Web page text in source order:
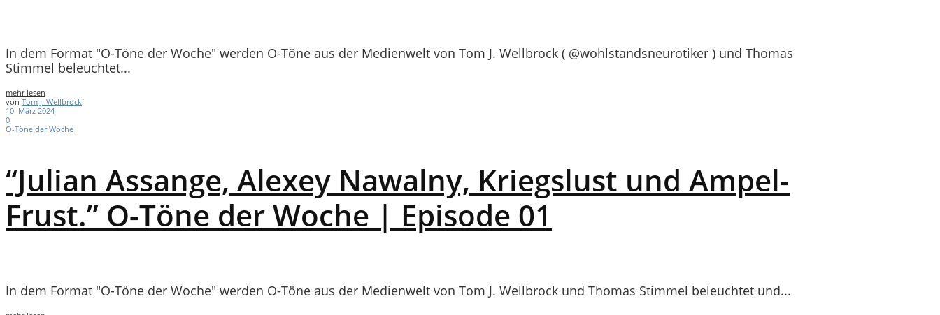
In dem Format "O-Töne der Woche" werden O-Töne aus der Medienwelt von Tom J. Wellbrock ( @wohlstandsneurotiker ) und Thomas
Stimmel beleuchtet...
mehr lesen
von Tom J. Wellbrock
10. März 2024
0
O-Töne der Woche
“Julian Assange, Alexey Nawalny, Kriegslust und Ampel-
Frust.” O-Töne der Woche | Episode 01
In dem Format "O-Töne der Woche" werden O-Töne aus der Medienwelt von Tom J. Wellbrock und Thomas Stimmel beleuchtet und...